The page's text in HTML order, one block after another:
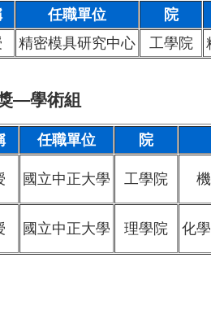
任職單位
院
精密模具研究中心 工學院
—學術組
任職單位 院
國立中正大學 工學院
國立中正大學 理學院 化